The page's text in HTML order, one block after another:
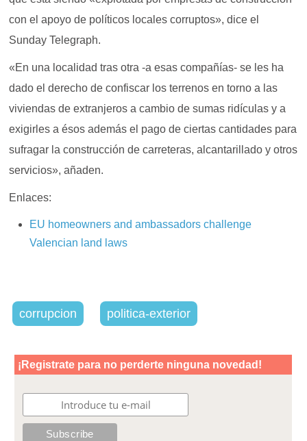
con el apoyo de políticos locales corruptos», dice el
Sunday Telegraph.
«En una localidad tras otra -a esas compañías- se les ha
dado el derecho de confiscar los terrenos en torno a las
viviendas de extranjeros a cambio de sumas ridículas y a
exigirles a ésos además el pago de ciertas cantidades para
sufragar la construcción de carreteras, alcantarillado y otros
servicios», añaden.
Enlaces:
EU homeowners and ambassadors challenge
Valencian land laws
corrupcion politica-exterior